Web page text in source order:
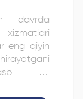
davrda
eng qiyin
va